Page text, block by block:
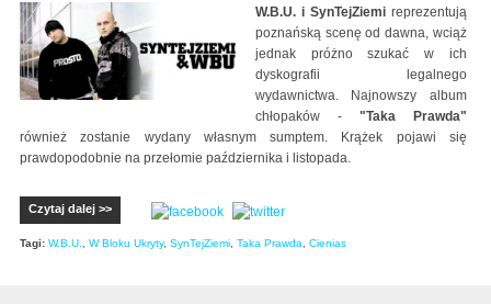
W.B.U. i SynTejZiemireprezentują
poznańską scenę od dawna, wciąż
jednak próżno szukać w ich
dyskografii legalnego
wydawnictwa. Najnowszy album
chłopaków - "Taka Prawda"
również zostanie wydany własnym sumptem. Krążek pojawi się
prawdopodobnie na przełomie października i listopada.
Czytaj dalej >>
Tagi: W.B.U. W Bloku Ukryty, SynTejZiemi Taka Prawda Cienias